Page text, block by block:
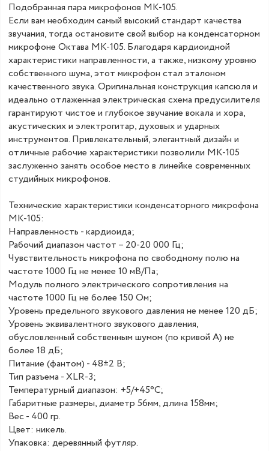
Подобранная пара микрофонов МК-105.
Если вам необходим самый высокий стандарт качества
звучания, тогда остановите свой выбор на конденсаторном
микрофоне Октава МК-105. Благодаря кардиоидной
характеристики направленности, а также, низкому уровню
собственного шума, этот микрофон стал эталоном
качественного звука. Оригинальная конструкция капсюля и
идеально отлаженная электрическая схема предусилителя
гарантируют чистое и глубокое звучание вокала и хора,
акустических и электрогитар, духовых и ударных
инструментов. Привлекательный, элегантный дизайн и
отличные рабочие характеристики позволили МК-105
заслуженно занять особое место в линейке современных
студийных микрофонов.
Технические характеристики конденсаторного микрофона
МК-105:
Направленность - кардиоида;
Рабочий диапазон частот – 20-20 000 Гц;
Чувствительность микрофона по свободному полю на
частоте 1000 Гц не менее 10 мВ/Па;
Модуль полного электрического сопротивления на
частоте 1000 Гц не более 150 Ом;
Уровень предельного звукового давления не менее 120 дБ;
Уровень эквивалентного звукового давления,
обусловленный собственным шумом (по кривой А) не
более 18 дБ;
Питание (фантом) - 48±2 В;
Тип разъема - XLR-3;
Температурный диапазон: +5/+45°С;
Габаритные размеры, диаметр 56мм, длина 158мм;
Вес - 400 гр.
Цвет: никель.
Упаковка: деревянный футляр.